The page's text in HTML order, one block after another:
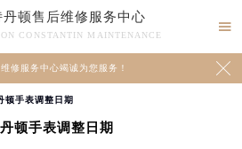
丹顿售后维修服务中心
CONSTANTIN MAINTENANCE

修服务中心竭诚为您服务！ 
顿手表调整日期
顿手表调整日期